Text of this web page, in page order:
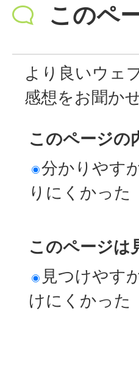
このペ
より良いウェ
感想をお聞か
このページの
分かりやす
りにくかった
このページは
見つけやす
けにくかった